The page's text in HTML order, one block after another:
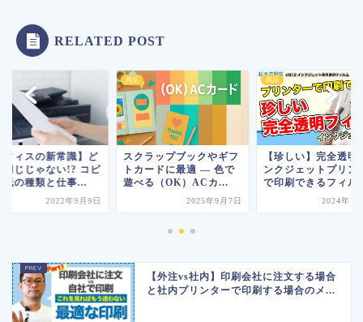
RELATED POST
フィスの新常識】ど
同じじゃない!? コピ
紙の種類と仕事...
2022年9月9日
商品
スクラップブックやギフ
トカードに最適 ― 色で
遊べる（OK）ACカ...
2025年9月7日
商品
【珍しい】完全透明
ンクジェットプリン
で印刷できるフィル
2024年11
【外注vs社内】印刷会社に注文する場合
と社内プリンターで印刷する場合のメ...